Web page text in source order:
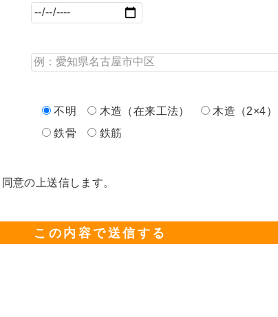
不明 木造（在来工法） 木造（2×4）
鉄骨
鉄筋
意の上送信します。